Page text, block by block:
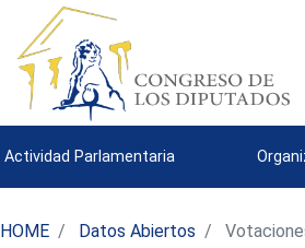
Actividad Parlamentaria
HOME Datos Abiertos